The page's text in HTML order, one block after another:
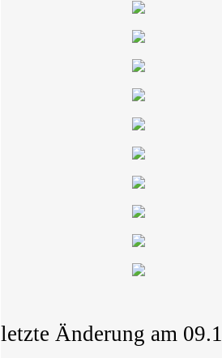
letzte Änderung am